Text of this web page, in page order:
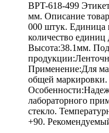
BPT-618-499
мм. Описание
000 штук.
количество
Высота:38.1мм.
Применение:Для
общей
лабораторного
стекло.
+90.